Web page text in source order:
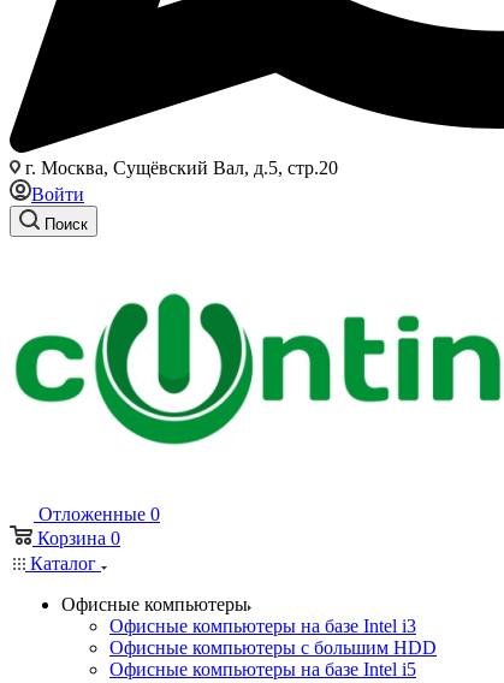
г. Москва, Сущёвский Вал, д.5, стр.20
Войти
Поиск
Отложенные 0
Корзина 0
Каталог
Офисные компьютеры
Офисные компьютеры на базе Intel i3
Офисные компьютеры с большим HDD
Офисные компьютеры на базе Intel i5